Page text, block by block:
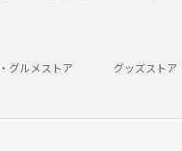
グルメストア グッズストア